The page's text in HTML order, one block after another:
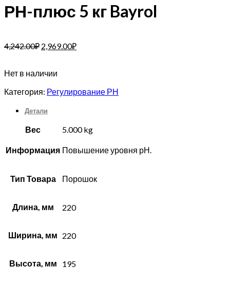
РН-плюс 5 кг Bayrol
4,242.00₽ 2,969.00₽
Нет в наличии
Категория: Регулирование РН
Детали
Вес 5.000 kg
Информация Повышение уровня рН.
Тип Товара Порошок
Длина, мм 220
Ширина, мм 220
Высота, мм 195